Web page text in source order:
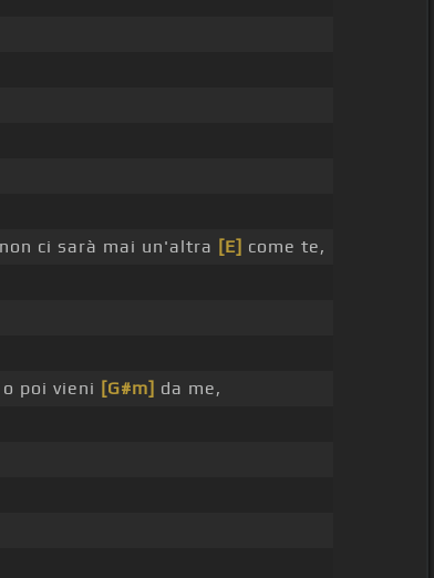
non ci sarà mai un'altra [E] come te,
poi vieni [G#m] da me,